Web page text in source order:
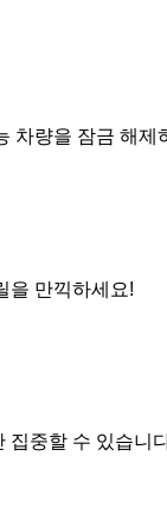
차량을 잠금 해제
을 만끽하세요!
집중할 수 있습니